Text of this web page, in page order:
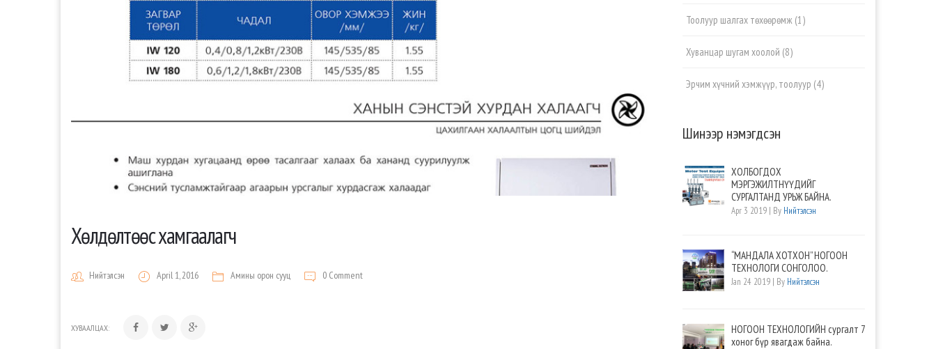
Хөлдөлтөөс хамгаалагч
Нийтэлсэн April 1, 2016 Амины орон сууц 0 Comment
ХУВААЛЦАХ:
Тоолуур шалгах төхөөрөмж(1)
Хуванцар шугам хоолой (8)
Эрчим хүчний хэмжүүр, тоолуур (4)
Шинээр нэмэгдсэн
ХОЛБОГДОХ
МЭРГЭЖИЛТНҮҮДИЙГ
СУРГАЛТАНД УРЬЖ БАЙНА.
Apr 3 2019 | By Нийтэлсэн
“МАНДАЛА ХОТХОН” НОГООН
ТЕХНОЛОГИ СОНГОЛОО.
Jan 24 2019 | By Нийтэлсэн
НОГООН ТЕХНОЛОГИЙН сургалт 7
хоног бүр явагдаж байна.